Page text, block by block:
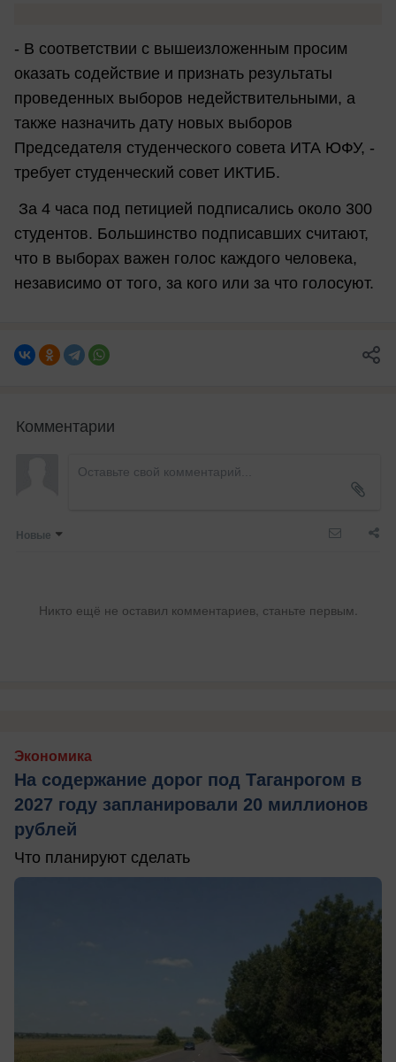
- В соответствии с вышеизложенным просим
оказать содействие и признать результаты
проведенных выборов недействительными, а
также назначить дату новых выборов
Председателя студенческого совета ИТА ЮФУ, -
требует студенческий совет ИКТИБ.
За 4 часа под петицией подписались около 300
студентов. Большинство подписавших считают,
что в выборах важен голос каждого человека,
независимо от того, за кого или за что голосуют.
Комментарии
Новые
Никто ещё не оставил комментариев, станьте первым.
Экономика
На содержание дорог под Таганрогом в
2027 году запланировали 20 миллионов
рублей
Что планируют сделать